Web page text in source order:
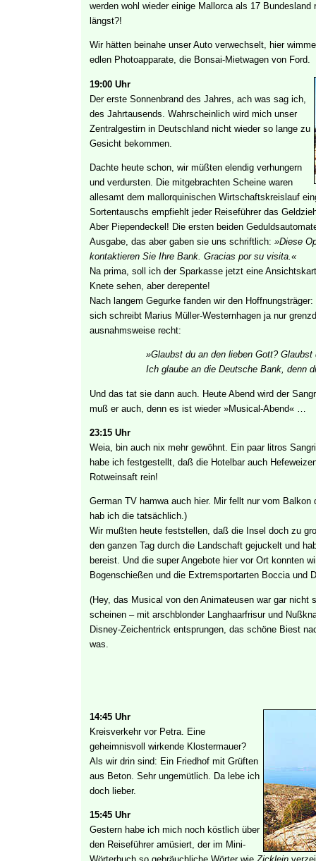
werden wohl wieder einige Mallorca als 17
längst?!
Wir hätten beinahe unser Auto verwechselt, hier
edlen Photoapparate, die Bonsai-Mietwagen von Ford.
19:00 Uhr
Der erste Sonnenbrand des Jahres, ach was sag ich,
des Jahrtausends. Wahrscheinlich wird mich unser
Zentralgestirn in Deutschland nicht wieder so lange zu
Gesicht bekommen.
Dachte heute schon, wir müßten elendig verhungern
und verdursten. Die mitgebrachten Scheine waren
allesamt dem mallorquinischen Wirtschaftskreislauf
Sortentauschs empfiehlt jeder Reiseführer das
Aber Piependeckel! Die ersten beiden
Ausgabe, das aber gaben sie uns schriftlich: »Diese
kontaktieren Sie Ihre Bank. Gracias por su visita.«
Na prima, soll ich der Sparkasse jetzt eine
Knete sehen, aber derepente!
Nach langem Gegurke fanden wir den
sich schreibt Marius Müller-Westernhagen ja nur
ausnahmsweise recht:
»Glaubst du an den lieben Gott? Glaubst
Ich glaube an die Deutsche Bank, denn
Und das tat sie dann auch. Heute Abend wird der
muß er auch, denn es ist wieder »Musical-Abend« …
23:15 Uhr
Weia, bin auch nix mehr gewöhnt. Ein paar litros
habe ich festgestellt, daß die Hotelbar auch
Rotweinsaft rein!
German TV hamwa auch hier. Mir fellt nur vom
hab ich die tatsächlich.)
Wir mußten heute feststellen, daß die Insel doch zu
den ganzen Tag durch die Landschaft gejuckelt und
bereist. Und die super Angebote hier vor Ort konnten
Bogenschießen und die Extremsportarten Boccia und
(Hey, das Musical von den Animateusen war gar nicht
scheinen – mit arschblonder Langhaarfrisur und
Disney-Zeichentrick entsprungen, das schöne Biest
was.
14:45 Uhr
Kreisverkehr vor Petra. Eine
geheimnisvoll wirkende Klostermauer?
Als wir drin sind: Ein Friedhof mit Grüften
aus Beton. Sehr ungemütlich. Da lebe ich
doch lieber.
15:45 Uhr
Gestern habe ich mich noch köstlich über
den Reiseführer amüsiert, der im Mini-